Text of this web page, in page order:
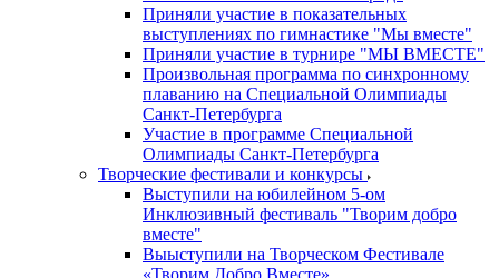
Приняли участие в показательных
выступлениях по гимнастике "Мы вместе"
Приняли участие в турнире "МЫ ВМЕСТЕ"
Произвольная программа по синхронному
плаванию на Специальной Олимпиады
Санкт-Петербурга
Участие в программе Специальной
Олимпиады Санкт-Петербурга
Творческие фестивали и конкурсы
Выступили на юбилейном 5-ом
Инклюзивный фестиваль "Творим добро
вместе"
Выыступили на Творческом Фестивале
«Творим Добро Вместе»